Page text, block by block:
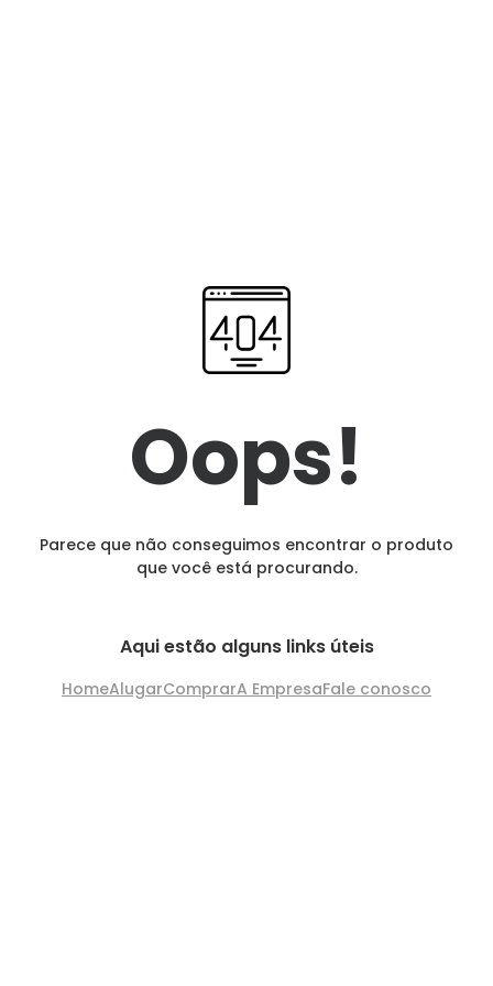
Oops!
Parece que não conseguimos encontrar o produto
que você está procurando.
Aqui estão alguns links úteis
HomeAlugarComprarA EmpresaFale conosco